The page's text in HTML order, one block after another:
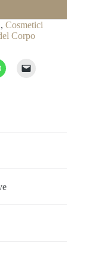
, Cosmetici
Corpo